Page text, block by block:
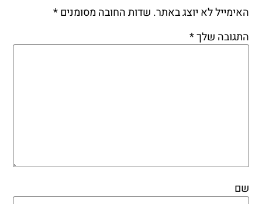
האימייל לא יוצג באתר. שדות החובה מסומנים*
התגובה שלך*
שם